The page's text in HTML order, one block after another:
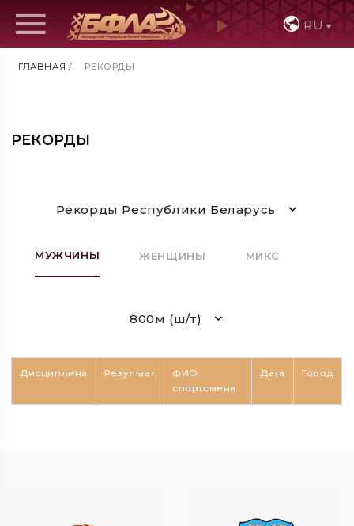
RU
ГЛАВНАЯ / РЕКОРДЫ
РЕКОРДЫ
Рекорды Республики Беларусь
МУЖЧИНЫ ЖЕНЩИНЫ МИКС
800м (ш/т)
Дисциплина Результат
ФИО
спортсмена
Дата Город